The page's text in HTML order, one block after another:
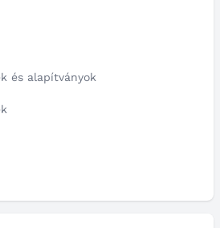
és alapítványok